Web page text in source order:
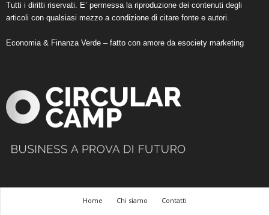
Tutti i diritti riservati. E’ permessa la riproduzione dei contenuti degli
articoli con qualsiasi mezzo a condizione di citare fonte e autori.
Economia & Finanza Verde – fatto con amore da esociety marketing
Home Chi siamo
Contatti